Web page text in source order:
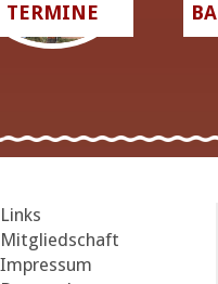
TERMINE
Links
Mitgliedschaft
Impressum